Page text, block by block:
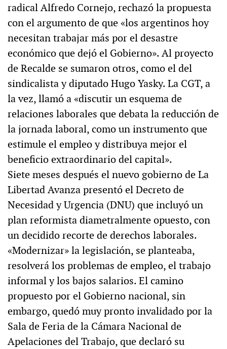
radical Alfredo Cornejo, rechazó la propuesta
con el argumento de que «los argentinos hoy
necesitan trabajar más por el desastre
económico que dejó el Gobierno». Al proyecto
de Recalde se sumaron otros, como el del
sindicalista y diputado Hugo Yasky. La CGT, a
la vez, llamó a «discutir un esquema de
relaciones laborales que debata la reducción de
la jornada laboral, como un instrumento que
estimule el empleo y distribuya mejor el
beneficio extraordinario del capital».
Siete meses después el nuevo gobierno de La
Libertad Avanza presentó el Decreto de
Necesidad y Urgencia (DNU) que incluyó un
plan reformista diametralmente opuesto, con
un decidido recorte de derechos laborales.
«Modernizar» la legislación, se planteaba,
resolverá los problemas de empleo, el trabajo
informal y los bajos salarios. El camino
propuesto por el Gobierno nacional, sin
embargo, quedó muy pronto invalidado por la
Sala de Feria de la Cámara Nacional de
Apelaciones del Trabajo, que declaró su